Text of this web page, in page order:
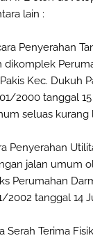
lain :
Penyerahan
dikomplek
Kec. Dukuh
2000 tanggal
seluas kurang
Penyerahan
jalan umum
Perumahan
2002 tanggal 14
Serah Terima